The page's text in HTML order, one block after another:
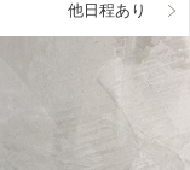
他日程あり